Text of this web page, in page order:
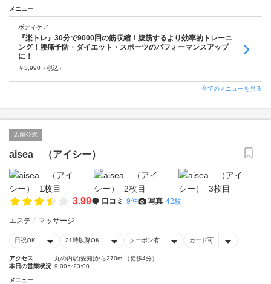
メニュー
ボディケア
『楽トレ』30分で9000回の筋収縮！腹筋するより効率的トレーニ
ング！腰痛予防・ダイエット・スポーツのパフォーマンスアップ
に！
￥3,990 （税込）
全てのメニューを見る
店舗公式
aisea （アイシー）
3.99 口コミ 9件 写真 42枚
エステ マッサージ
日祝OK 21時以降OK クーポン有 カード可
アクセス
丸の内駅(愛知)から270m （徒歩4分）
本日の営業状況 9:00〜23:00
メニュー